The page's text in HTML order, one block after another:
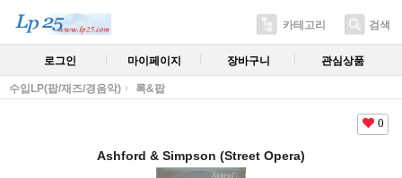
카테고리 검색
로그인 마이페이지 장바구니 관심상품
수입LP(팝/재즈/경음악) 록&팝
0
Ashford & Simpson (Street Opera)